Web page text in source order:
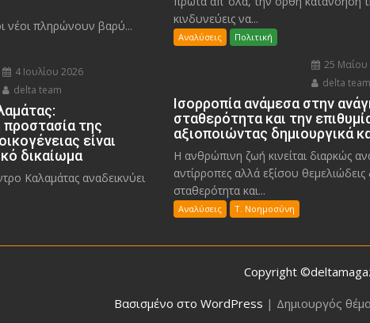
νέοι πληρώνουν βαρύ...
4 Ιουλίου 2026
delta team
προστασία της
είναι
δικαίωμα
Καλαμάτας αναδεικνύει
κινδυνεύεις να...
Αναλύσεις Πολιτική
25 Μαΐου
delta team
Ισορροπία ανάμεσα στην
σταθερότητα και την
αξιοποιώντας δημιουργικά
Η ανθρώπινη ζωή κινείται διαρκώς
αντίρροπες αλλά εξίσου θεμελιώδεις
σταθερότητα και...
Αναλύσεις Τ. Νοημοσύνη
Copyright
Βασισμένο στο WordPress | Δημιουργός